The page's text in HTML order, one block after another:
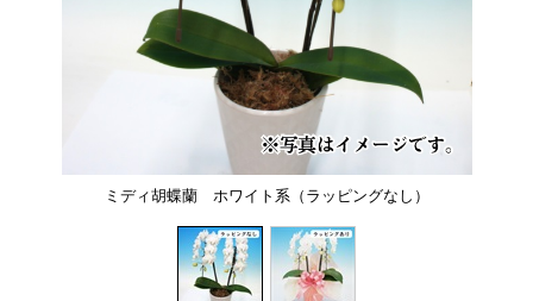
ミディ胡蝶蘭 ホワイト系（ラッピングなし）